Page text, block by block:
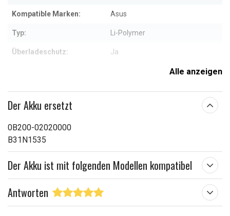
Kompatible Marken: Asus
Typ: Li-Polymer
Überladeschutz: Ja
278,60 x 74,82 x 9,10 mm
Kapazität: 4000 mAh
Alle anzeigen
Der Akku ersetzt
0B200-02020000
B31N1535
Der Akku ist mit folgenden Modellen kompatibel
Antworten